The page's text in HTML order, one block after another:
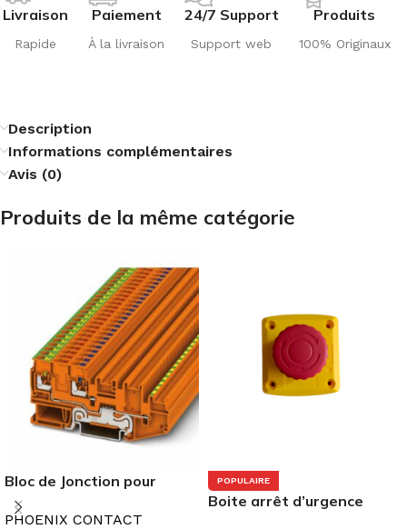
Livraison
Rapide
Paiement
À la livraison
24/7 Support
Support web
Produits
100% Originaux
Description
Informations complémentaires
Avis (0)
Produits de la même catégorie
Bloc de Jonction pour
Capteurs/Actionneurs
PHOENIX CONTACT
POPULAIRE
Boite arrêt d’urgence